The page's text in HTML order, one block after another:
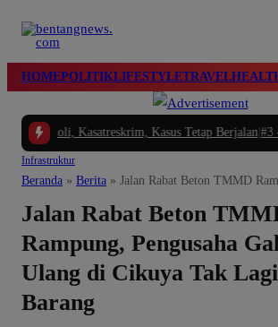
HOMEPOLITIKLIFESTYLETRAVEL
Kasus Tetap Berjalan|#3 -Kapolres
Infrastruktur
Beranda » Berita » Jalan Rabat Beton TMMD
Jalan Rabat Beton
Rampung, Pengusaha
Ulang di Cikuya Tak
Barang